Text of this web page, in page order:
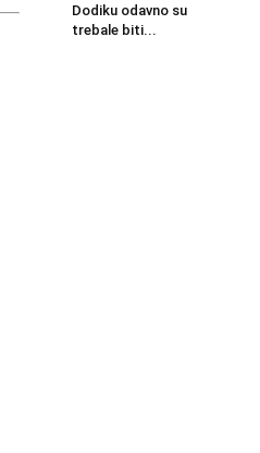
Dodiku odavno su
trebale biti...